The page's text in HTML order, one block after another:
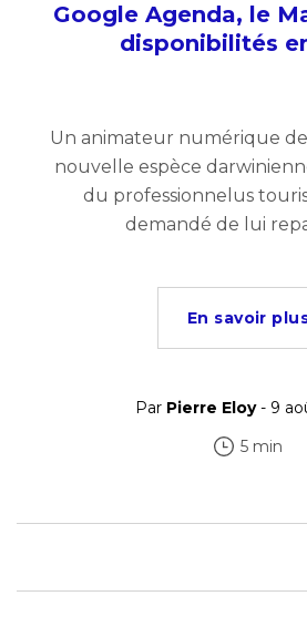
Google Agenda, le
disponibilités
Un animateur numérique
nouvelle espèce
du professionnelus
demandé de lui
En savoir
Par Pierre Eloy- 9
5 min